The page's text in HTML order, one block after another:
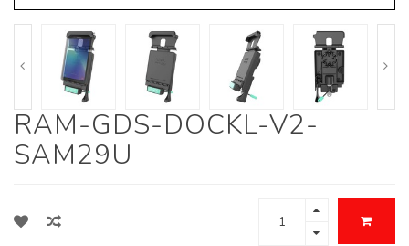
RAM-GDS-DOCKL-V2-
SAM29U